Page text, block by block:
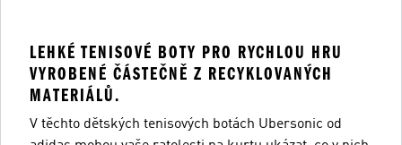
LEHKÉ TENISOVÉ BOTY PRO RYCHLOU HRU
VYROBENÉ ČÁSTEČNĚ Z RECYKLOVANÝCH
MATERIÁLŮ.
V těchto dětských tenisových botách Ubersonic od